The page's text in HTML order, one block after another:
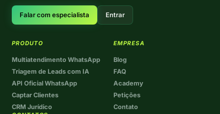
Falar com especialista Entrar
PRODUTO
Multiatendimento WhatsApp
Triagem de Leads com IA
API Oficial WhatsApp
Captar Clientes
CRM Jurídico
EMPRESA
Blog
FAQ
Academy
Petições
Contato